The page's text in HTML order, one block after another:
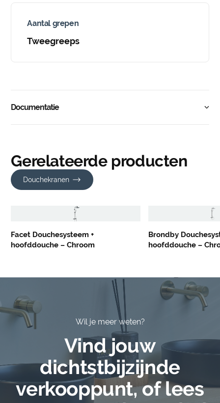
Aantal grepen
Tweegreeps
Documentatie
Gerelateerde producten
Douchekranen
Facet Douchesysteem +
hoofddouche – Chroom
Brondby
hoofddouche –
Wil je meer weten?
Vind jouw
dichtstbijzijnde
verkooppunt, of lees